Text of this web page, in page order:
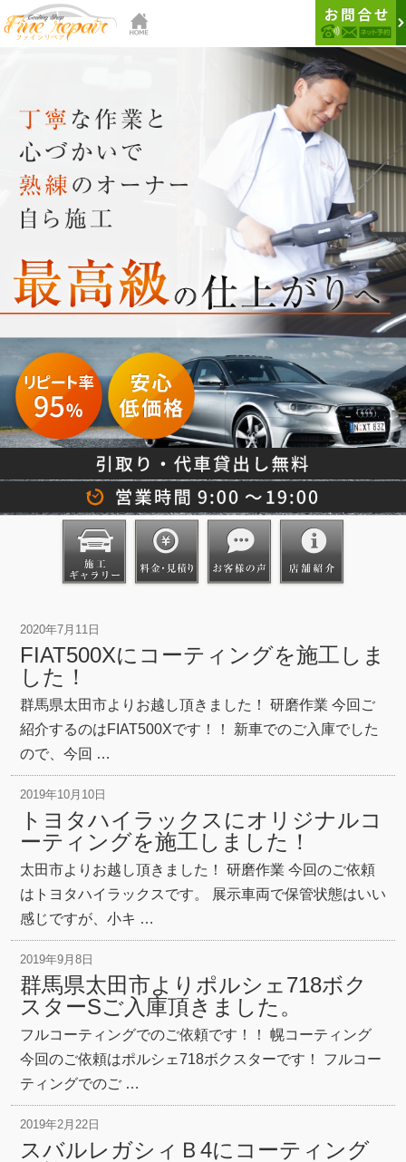
2020年7月11日
FIAT500Xにコーティングを施工しま
した！
群馬県太田市よりお越し頂きました！ 研磨作業 今回ご
紹介するのはFIAT500Xです！！ 新車でのご入庫でした
ので、今回 …
2019年10月10日
トヨタハイラックスにオリジナルコ
ーティングを施工しました！
太田市よりお越し頂きました！ 研磨作業 今回のご依頼
はトヨタハイラックスです。 展示車両で保管状態はいい
感じですが、小キ …
2019年9月8日
群馬県太田市よりポルシェ718ボク
スターSご入庫頂きました。
フルコーティングでのご依頼です！！ 幌コーティング
今回のご依頼はポルシェ718ボクスターです！ フルコー
ティングでのご …
2019年2月22日
スバルレガシィＢ4にコーティング